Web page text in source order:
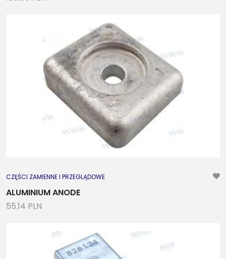
CZĘŚCI ZAMIENNE I PRZEGLĄDOWE
ALUMINIUM ANODE
55.14 PLN